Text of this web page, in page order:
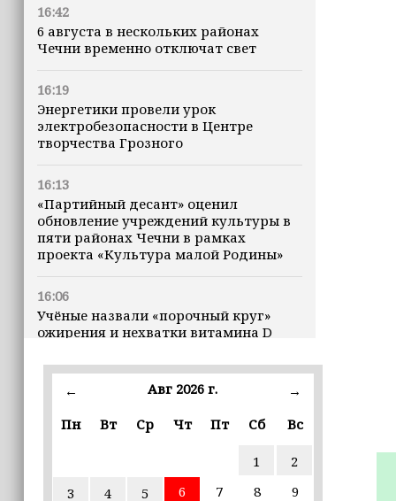
16:42
6 августа в нескольких районах
Чечни временно отключат свет
16:19
Энергетики провели урок
электробезопасности в Центре
творчества Грозного
16:13
«Партийный десант» оценил
обновление учреждений культуры в
пяти районах Чечни в рамках
проекта «Культура малой Родины»
16:06
Учёные назвали «порочный круг»
ожирения и нехватки витамина D
16:00
В Чеченской Республике начинается
избирательные комиссии
← Авг 2026 г.
→
Пн
Вт Ср Чт Пт Сб Вс
1
2
3
4 5 6 7 8
9